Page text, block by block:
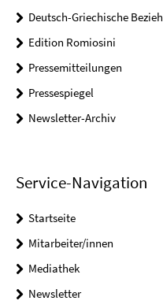
Deutsch-Griechische
Edition Romiosini
Pressemitteilungen
Pressespiegel
Newsletter-Archiv
Service-Navigation
Startseite
Mitarbeiter/innen
Mediathek
Newsletter